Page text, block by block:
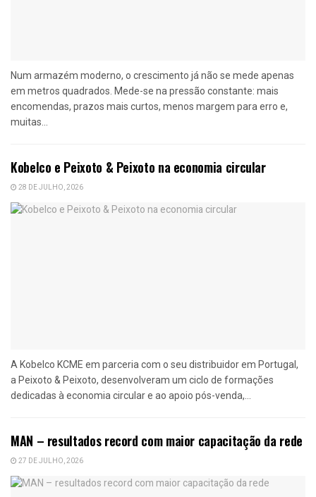
Num armazém moderno, o crescimento já não se mede apenas
em metros quadrados. Mede-se na pressão constante: mais
encomendas, prazos mais curtos, menos margem para erro e,
muitas...
Kobelco e Peixoto & Peixoto na economia circular
28 DE JULHO, 2026
A Kobelco KCME em parceria com o seu distribuidor em Portugal,
a Peixoto & Peixoto, desenvolveram um ciclo de formações
dedicadas à economia circular e ao apoio pós-venda,...
MAN – resultados record com maior capacitação da rede
27 DE JULHO, 2026